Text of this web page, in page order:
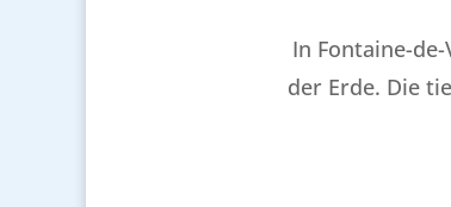
In Fontaine-
der Erde. Die